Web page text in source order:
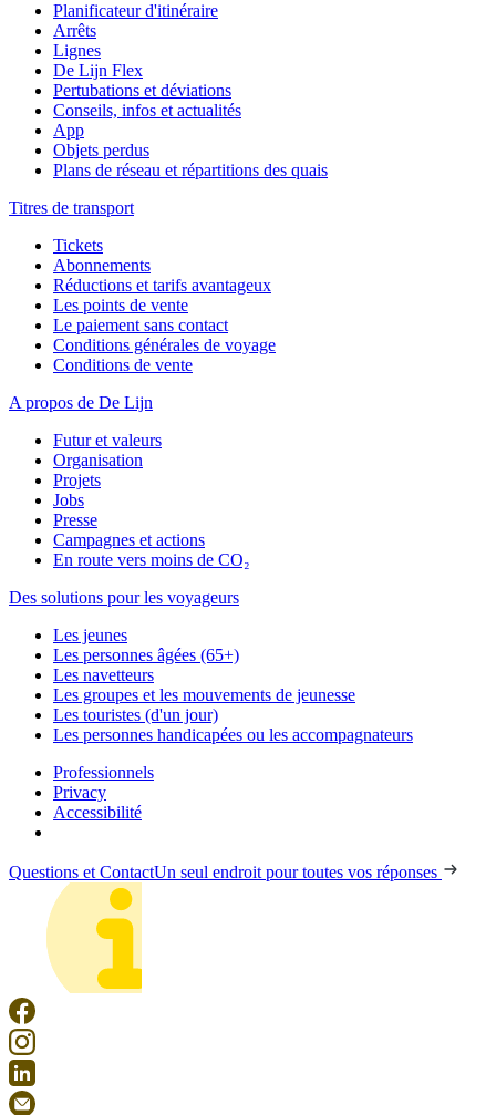
Planificateur d'itinéraire
Arrêts
Lignes
De Lijn Flex
Pertubations et déviations
Conseils, infos et actualités
App
Objets perdus
Plans de réseau et répartitions des quais
Titres de transport
Tickets
Abonnements
Réductions et tarifs avantageux
Les points de vente
Le paiement sans contact
Conditions générales de voyage
Conditions de vente
A propos de De Lijn
Futur et valeurs
Organisation
Projets
Jobs
Presse
Campagnes et actions
En route vers moins de CO₂
Des solutions pour les voyageurs
Les jeunes
Les personnes âgées (65+)
Les navetteurs
Les groupes et les mouvements de jeunesse
Les touristes (d'un jour)
Les personnes handicapées ou les accompagnateurs
Professionnels
Privacy
Accessibilité
Questions et ContactUn seul endroit pour toutes vos réponses